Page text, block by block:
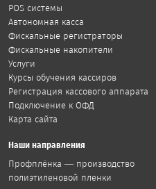
POS системы
Автономная касса
Фискальные регистраторы
Фискальные накопители
Услуги
Курсы обучения кассиров
Регистрация кассового аппарата
Подключение к ОФД
Карта сайта
Наши направления
Профплёнка — производство
полиэтиленовой пленки